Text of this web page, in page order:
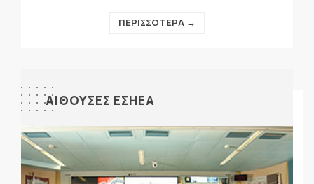
ΠΕΡΙΣΣΟΤΕΡΑ →
ΑΙΘΟΥΣΕΣ ΕΣΗΕΑ